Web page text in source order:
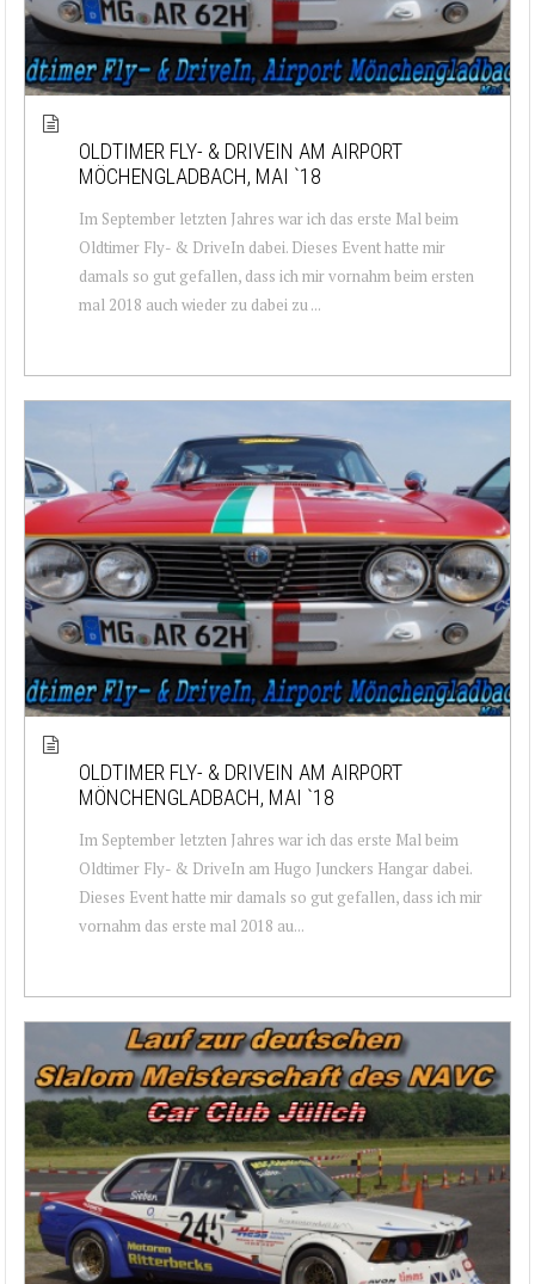
OLDTIMER FLY- & DRIVEIN AM AIRPORT
MÖCHENGLADBACH, MAI `18
Im September letzten Jahres war ich das erste Mal beim
Oldtimer Fly- & DriveIn dabei. Dieses Event hatte mir
damals so gut gefallen, dass ich mir vornahm beim ersten
mal 2018 auch wieder zu dabei zu ...
OLDTIMER FLY- & DRIVEIN AM AIRPORT
MÖNCHENGLADBACH, MAI `18
Im September letzten Jahres war ich das erste Mal beim
Oldtimer Fly- & DriveIn am Hugo Junckers Hangar dabei.
Dieses Event hatte mir damals so gut gefallen, dass ich mir
vornahm das erste mal 2018 au...